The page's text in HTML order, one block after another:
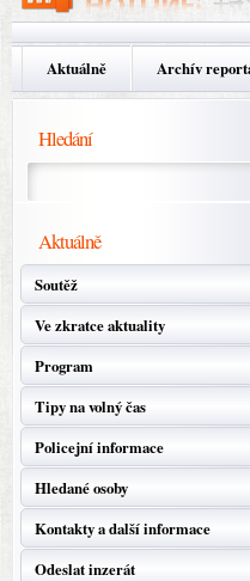
Aktuálně Archív
Hledání
Aktuálně
Soutěž
Ve zkratce aktuality
Program
Tipy na volný čas
Policejní informace
Hledané osoby
Kontakty a další informace
Odeslat inzerát